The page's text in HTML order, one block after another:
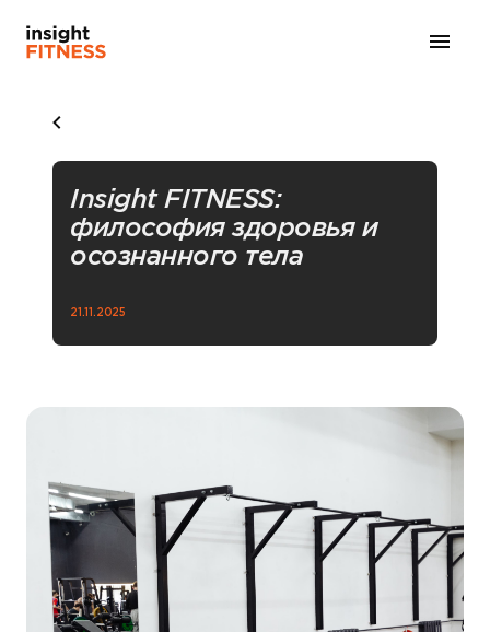
Insight FITNESS:
философия здоровья и
осознанного тела
21.11.2025